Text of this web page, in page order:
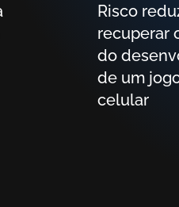
Risco reduzido de não
recuperar
do
de um
celular